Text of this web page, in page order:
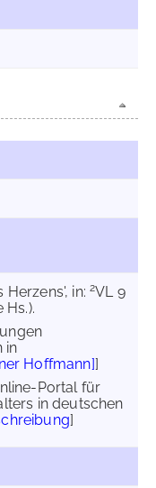
Herzens', in:2VL 9
Hs.).
in
Hoffmann]]
Portal für
in deutschen
]